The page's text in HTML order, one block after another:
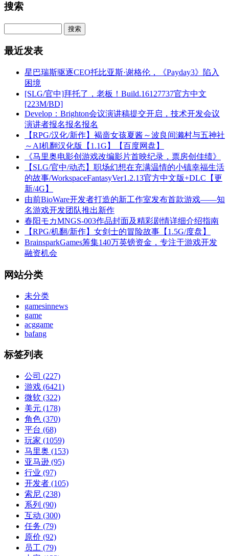
搜索
最近发表
星巴瑞斯驱逐CEO托比亚斯·谢格伦，《Payday3》陷入
困境
[SLG/官中]拜托了，老板！Build.16127737官方中文
[223M/BD]
Develop：Brighton会议演讲稿提交开启，技术开发会议
演讲者报名报名报名
【RPG/汉化/新作】褐啬女孩夏酱～波良间濑村与五神社
～AI机翻汉化版【1.1G】【百度网盘】
《马里奥电影创游戏改编影片首映纪录，票房创佳绩》
【SLG/官中/动态】职场幻想在充满温情的小镇幸福生活
的故事/WorkspaceFantasyVer1.2.13官方中文版+DLC【更
新/4G】
由前BioWare开发者打造的新工作室发布首款游戏——知
名游戏开发团队推出新作
春阳モカMNGS-003作品封面及精彩剧情详细介绍指南
【RPG/机翻/新作】女剑士的冒险故事【1.5G/度盘】
BrainsparkGames筹集140万英镑资金，专注于游戏开发
融资机会
网站分类
未分类
gamesinnews
game
acggame
bafang
标签列表
公司 (227)
游戏 (6421)
微软 (322)
美元 (178)
角色 (370)
平台 (68)
玩家 (1059)
马里奥 (153)
亚马逊 (95)
行业 (97)
开发者 (105)
索尼 (238)
系列 (90)
互动 (300)
任务 (79)
原价 (92)
员工 (79)